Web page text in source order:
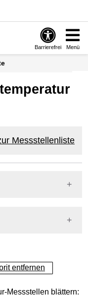
Barrierefrei Menü
Messstellenliste
entfernen
Messstellen blättern: